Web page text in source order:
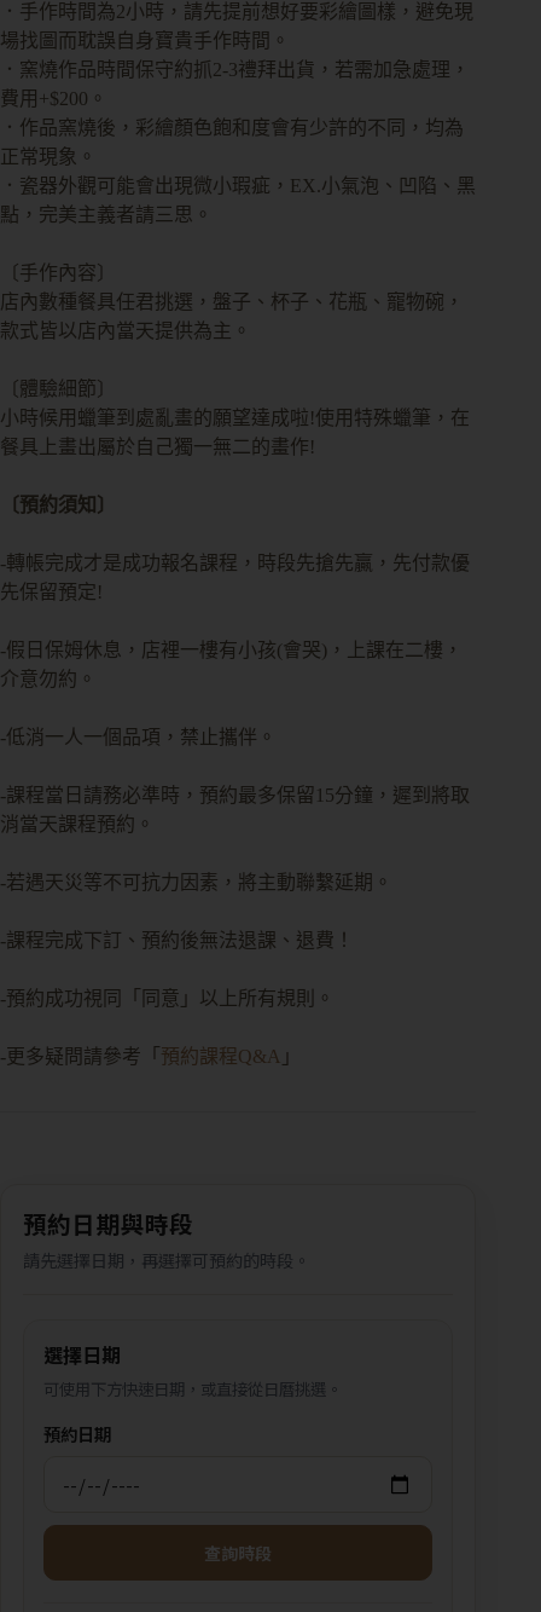
．手作時間為2小時，請先提前想好要彩繪圖樣，避免現
場找圖而耽誤自身寶貴手作時間。
．窯燒作品時間保守約抓2-3禮拜出貨，若需加急處理，
費用+$200。
．作品窯燒後，彩繪顏色飽和度會有少許的不同，均為
正常現象。
．瓷器外觀可能會出現微小瑕疵，EX.小氣泡、凹陷、黑
點，完美主義者請三思。
〔手作內容〕
店內數種餐具任君挑選，盤子、杯子、花瓶、寵物碗，
款式皆以店內當天提供為主。
〔體驗細節〕
小時候用蠟筆到處亂畫的願望達成啦!使用特殊蠟筆，在
餐具上畫出屬於自己獨一無二的畫作!
〔預約須知〕
-轉帳完成才是成功報名課程，時段先搶先贏，先付款優
先保留預定!
-假日保姆休息，店裡一樓有小孩(會哭)，上課在二樓，
介意勿約。
-低消一人一個品項，禁止攜伴。
-課程當日請務必準時，預約最多保留15分鐘，遲到將取
消當天課程預約。
-若遇天災等不可抗力因素，將主動聯繫延期。
-課程完成下訂、預約後無法退課、退費！
-預約成功視同「同意」以上所有規則。
-更多疑問請參考「 預約課程Q&A
預約日期與時段
請先選擇日期，再選擇可預約的時段。
選擇日期
可使用下方快速日期，或直接從日曆挑選。
預約日期
查詢時段